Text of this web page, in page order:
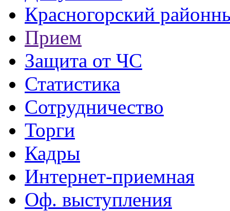
Красногорский
Прием
Защита от ЧС
Статистика
Сотрудничество
Торги
Кадры
Интернет-приемная
Оф. выступления